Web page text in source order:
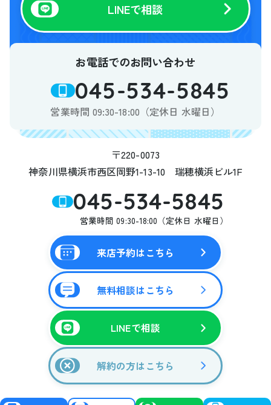
LINEで相談
お電話でのお問い合わせ
045-534-5845
営業時間 09:30-18:00（定休日 水曜日）
〒220-0073
神奈川県横浜市西区岡野1-13-10 瑞穂横浜ビル1F
来店予約はこちら
無料相談はこちら
LINEで相談
解約の方はこちら
045-534-5845
営業時間 09:30-18:00（定休日 水曜日）